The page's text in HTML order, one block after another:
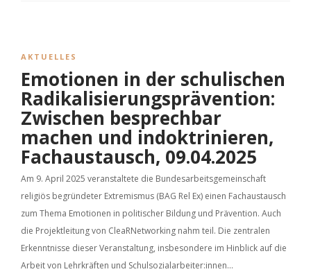
AKTUELLES
Emotionen in der schulischen
Radikalisierungsprävention:
Zwischen besprechbar
machen und indoktrinieren,
Fachaustausch, 09.04.2025
Am 9. April 2025 veranstaltete die Bundesarbeitsgemeinschaft
religiös begründeter Extremismus (BAG Rel Ex) einen Fachaustausch
zum Thema Emotionen in politischer Bildung und Prävention. Auch
die Projektleitung von CleaRNetworking nahm teil. Die zentralen
Erkenntnisse dieser Veranstaltung, insbesondere im Hinblick auf die
Arbeit von Lehrkräften und Schulsozialarbeiter:innen...